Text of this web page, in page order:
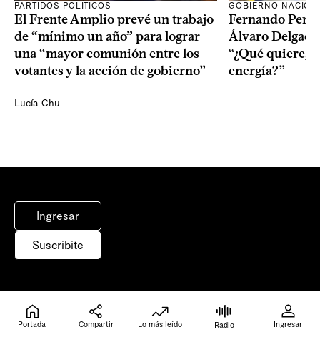
PARTIDOS POLÍTICOS
El Frente Amplio prevé un trabajo
de “mínimo un año” para lograr
una “mayor comunión entre los
votantes y la acción de gobierno”
Lucía Chu
GOBIERNO
Fernando
Álvaro
“¿Qué quiere,
energía?”
Ingresar
Suscribite
Inicio
Portada
Portada Compartir Lo más leído Radio Ingresar